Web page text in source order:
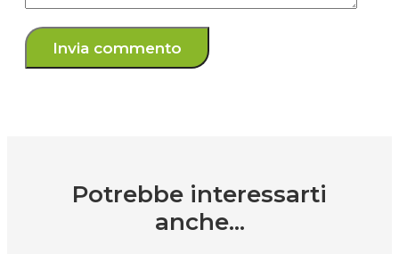
Potrebbe interessarti
anche...